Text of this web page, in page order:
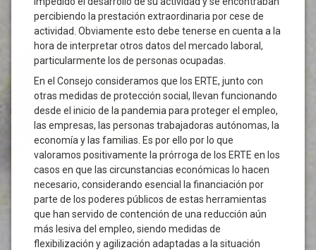
percibiendo la prestación extraordinaria por cese de
actividad. Obviamente esto debe tenerse en cuenta a la
hora de interpretar otros datos del mercado laboral,
particularmente los de personas ocupadas.
En el Consejo consideramos que los ERTE, junto con
otras medidas de protección social, llevan funcionando
desde el inicio de la pandemia para proteger el empleo,
las empresas, las personas trabajadoras autónomas, la
economía y las familias. Es por ello por lo que
valoramos positivamente la prórroga de los ERTE en los
casos en que las circunstancias económicas lo hacen
necesario, considerando esencial la financiación por
parte de los poderes públicos de estas herramientas
que han servido de contención de una reducción aún
más lesiva del empleo, siendo medidas de
flexibilización y agilización adaptadas a la situación